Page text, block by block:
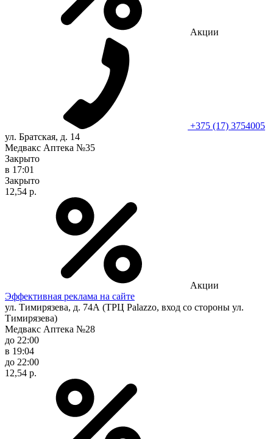
Акции
+375 (17) 3754005
ул. Братская, д. 14
Медвакс Аптека №35
Закрыто
в 17:01
Закрыто
12,54 р.
Акции
Эффективная реклама на сайте
ул. Тимирязева, д. 74А (ТРЦ Palazzo, вход со стороны ул.
Тимирязева)
Медвакс Аптека №28
до 22:00
в 19:04
до 22:00
12,54 р.